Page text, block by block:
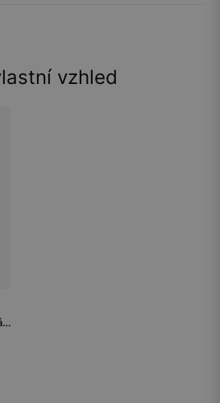
vzhled
Tmavě modrý kožený pánský pásek s otevřenou sponou